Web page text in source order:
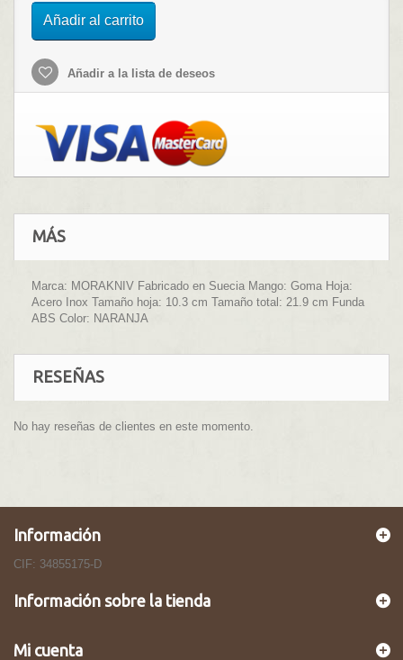
Añadir al carrito
Añadir a la lista de deseos
MÁS
Marca: MORAKNIV Fabricado en Suecia Mango: Goma Hoja:
Acero Inox Tamaño hoja: 10.3 cm Tamaño total: 21.9 cm Funda
ABS Color: NARANJA
RESEÑAS
No hay reseñas de clientes en este momento.
Información
CIF: 34855175-D
Información sobre la tienda
Mi cuenta